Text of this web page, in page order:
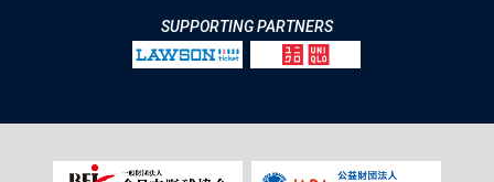
SUPPORTING PARTNERS